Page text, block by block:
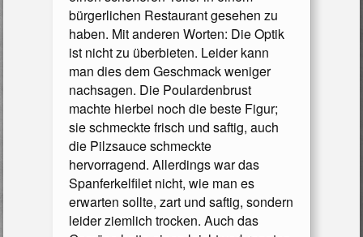
bürgerlichen Restaurant gesehen zu
haben. Mit anderen Worten: Die Optik
ist nicht zu überbieten. Leider kann
man dies dem Geschmack weniger
nachsagen. Die Poulardenbrust
machte hierbei noch die beste Figur;
sie schmeckte frisch und saftig, auch
die Pilzsauce schmeckte
hervorragend. Allerdings war das
Spanferkelfilet nicht, wie man es
erwarten sollte, zart und saftig, sondern
leider ziemlich trocken. Auch das